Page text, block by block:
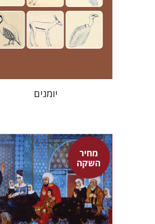
מחיר השקה
$35
$24
יומנים
מחיר
השקה
אדם טלר
דורון מגן